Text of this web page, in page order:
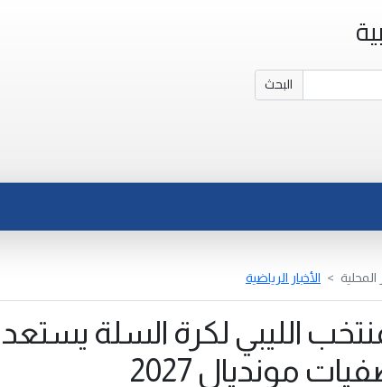
البحث
المحلية الأخبار الرياضية
الليبي لكرة السلة يستعد
مونديال 2027